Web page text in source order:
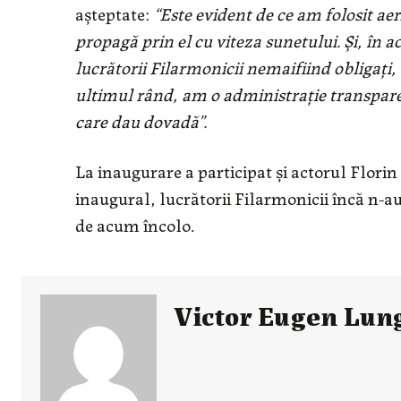
așteptate: “Este evident de ce am folosit
propagă prin el cu viteza sunetului. Și, în
lucrătorii Filarmonicii nemaifiind obligați,
ultimul rând, am o administrație
care dau dovadă”.
La inaugurare a participat și actorul
inaugural, lucrătorii Filarmonicii încă n-
de acum încolo.
Victor Eugen